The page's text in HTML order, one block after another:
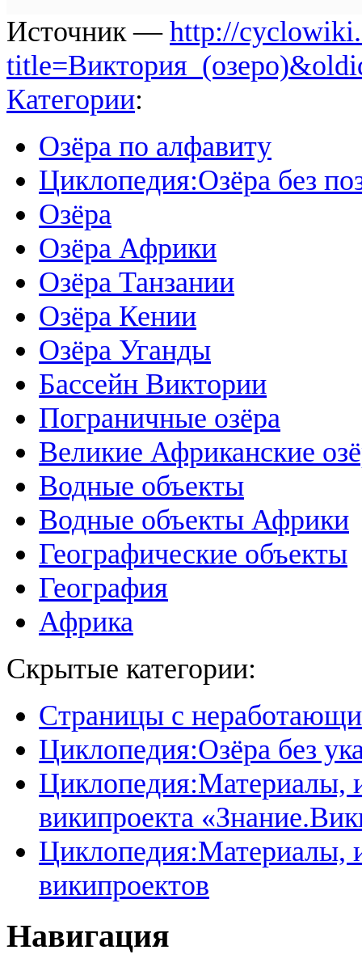
Источник — http://
Категории:
Озёра по алфавиту
Циклопедия:Озёра без
Озёра
Озёра Африки
Озёра Танзании
Озёра Кении
Озёра Уганды
Бассейн Виктории
Пограничные озёра
Великие Африканские
Водные объекты
Водные объекты Африки
Географические объекты
География
Африка
Скрытые категории:
Страницы с
Циклопедия:Озёра без
Циклопедия:Материалы,
википроекта
Циклопедия:Материалы,
википроектов
Навигация